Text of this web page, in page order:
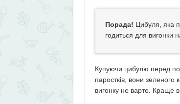
Порада! Цибуля, яка
годиться для вигонки
Купуючи цибулю перед
паростків, вони
вигонку не варто. Краще